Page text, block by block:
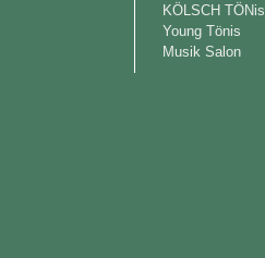
KÖLSCH TÖNis
Young Tönis
Musik Salon